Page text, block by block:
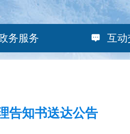
务服务 互动
告知书送达公告